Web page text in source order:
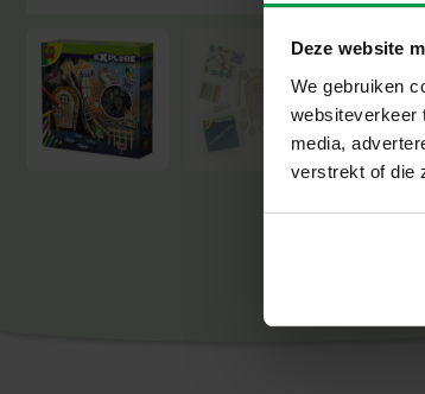
Deze website
We gebruiken
websiteverkeer
media,
verstrekt of die